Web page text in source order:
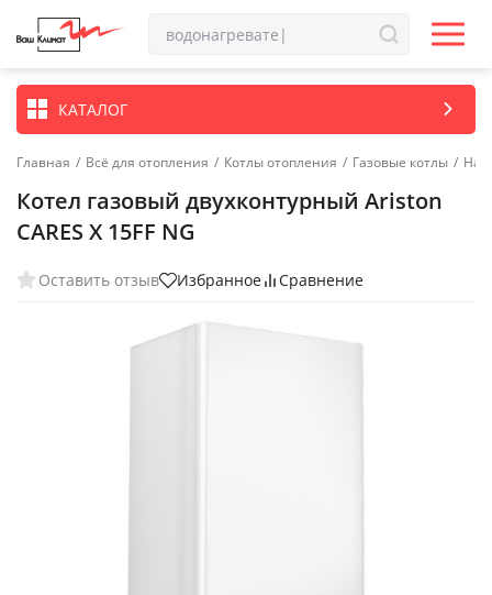
КАТАЛОГ
Главная / Всё для отопления / Котлы отопления / Газовые котлы /
Котел газовый двухконтурный Ariston
CARES X 15FF NG
Оставить отзыв Избранное Сравнение